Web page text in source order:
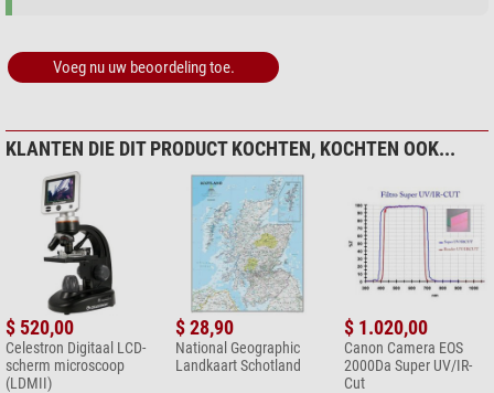
Voeg nu uw beoordeling toe.
KLANTEN DIE DIT PRODUCT KOCHTEN, KOCHTEN OOK...
$ 520,00
Celestron Digitaal LCD-
scherm microscoop
(LDMII)
$ 28,90
National Geographic
Landkaart Schotland
$ 1.020,00
Canon Camera EOS
2000Da Super UV/IR-
Cut